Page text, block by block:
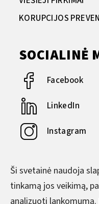
Ši svetainė naudoja
tinkamą jos veikimą,
analizuoti
KORUPCIJOS
SOCIALINĖ
Facebook
LinkedIn
Instagram
DARBO